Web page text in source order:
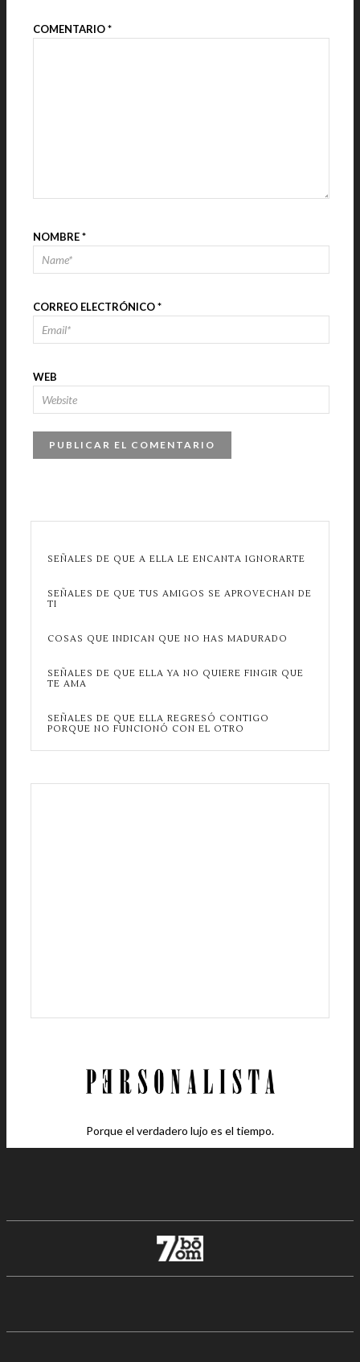
COMENTARIO*
NOMBRE*
CORREO ELECTRÓNICO*
WEB
SEÑALES DE QUE A ELLA LE ENCANTA IGNORARTE
SEÑALES DE QUE TUS AMIGOS SE APROVECHAN DE
TI
COSAS QUE INDICAN QUE NO HAS MADURADO
SEÑALES DE QUE ELLA YA NO QUIERE FINGIR QUE
TE AMA
SEÑALES DE QUE ELLA REGRESÓ CONTIGO
PORQUE NO FUNCIONÓ CON EL OTRO
Porque el verdadero lujo es el tiempo.